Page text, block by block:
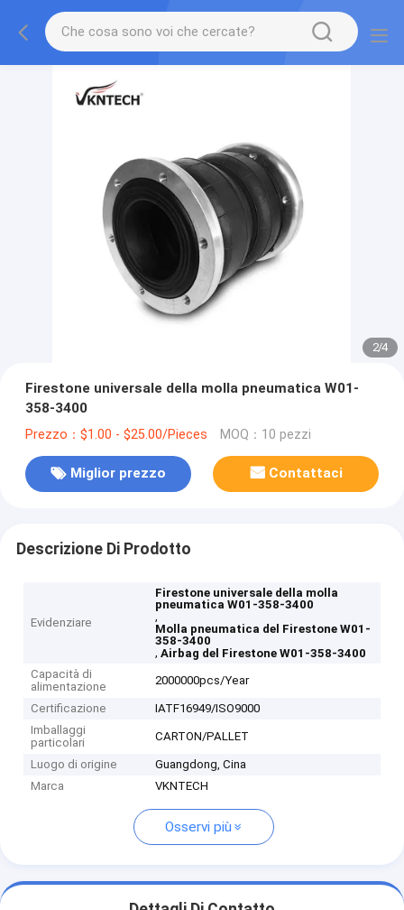
2/4
Firestone universale della molla pneumatica W01-
358-3400
Prezzo：$1.00 - $25.00/Pieces MOQ：10 pezzi
Miglior prezzo Contattaci
Descrizione Di Prodotto
Evidenziare
Firestone universale della molla
pneumatica W01-358-3400
,
Molla pneumatica del Firestone W01-
358-3400
,Airbag del Firestone W01-358-3400
Capacità di
alimentazione
2000000pcs/Year
Certificazione
IATF16949/ISO9000
Imballaggi
particolari
CARTON/PALLET
Luogo di origine
Guangdong, Cina
Marca
VKNTECH
Osservi più